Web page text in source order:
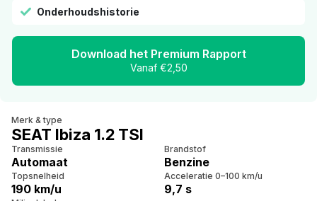
Onderhoudshistorie
Download het Premium Rapport
Vanaf €2,50
Merk & type
SEAT Ibiza 1.2 TSI
Transmissie
Automaat
Brandstof
Benzine
Topsnelheid
190 km/u
Acceleratie 0–100 km/u
9,7 s